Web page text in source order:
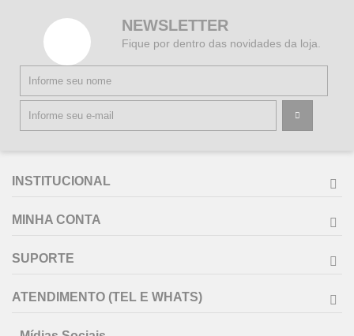
NEWSLETTER
Fique por dentro das novidades da loja.
INSTITUCIONAL
MINHA CONTA
SUPORTE
ATENDIMENTO (TEL E WHATS)